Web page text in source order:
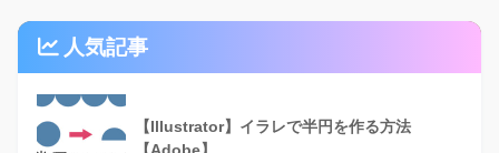
人気記事
【Illustrator】イラレで半円を作る方法